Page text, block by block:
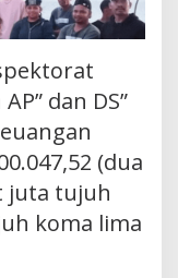
dan DS”
(dua
juta tujuh
koma lima